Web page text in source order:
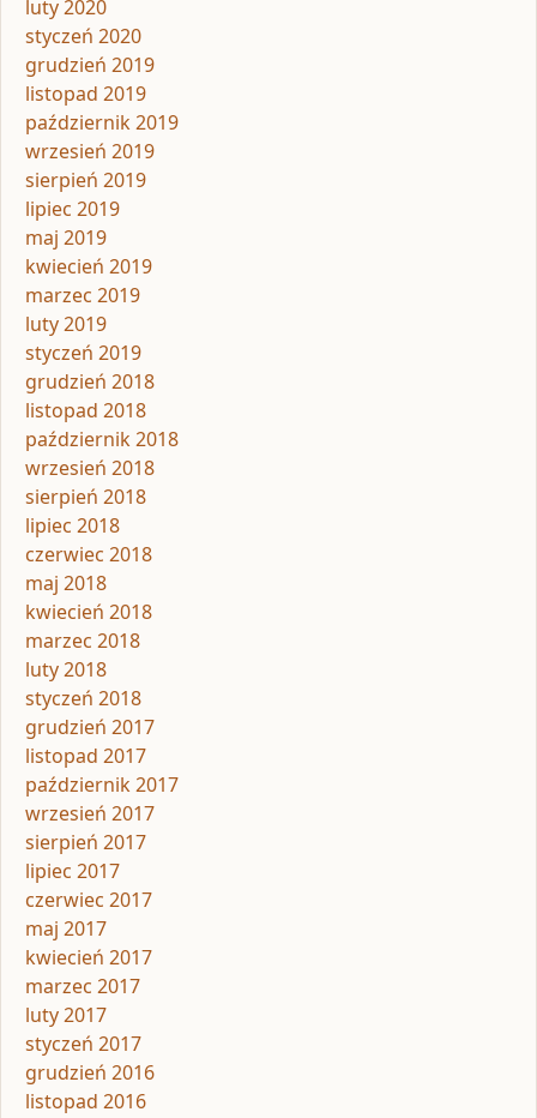
luty 2020
styczeń 2020
grudzień 2019
listopad 2019
październik 2019
wrzesień 2019
sierpień 2019
lipiec 2019
maj 2019
kwiecień 2019
marzec 2019
luty 2019
styczeń 2019
grudzień 2018
listopad 2018
październik 2018
wrzesień 2018
sierpień 2018
lipiec 2018
czerwiec 2018
maj 2018
kwiecień 2018
marzec 2018
luty 2018
styczeń 2018
grudzień 2017
listopad 2017
październik 2017
wrzesień 2017
sierpień 2017
lipiec 2017
czerwiec 2017
maj 2017
kwiecień 2017
marzec 2017
luty 2017
styczeń 2017
grudzień 2016
listopad 2016